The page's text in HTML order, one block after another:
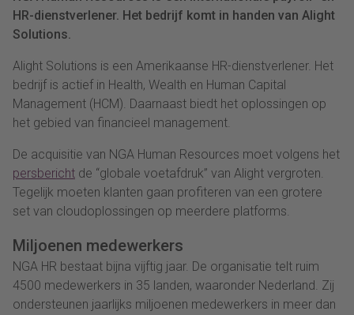
HR-dienstverlener. Het bedrijf komt in handen van Alight
Solutions.
Alight Solutions is een Amerikaanse HR-dienstverlener. Het
bedrijf is actief in Health, Wealth en Human Capital
Management (HCM). Daarnaast biedt het oplossingen op
het gebied van financieel management.
De acquisitie van NGA Human Resources moet volgens het
persbericht de “globale voetafdruk” van Alight vergroten.
Tegelijk moeten klanten gaan profiteren van een grotere
set van cloudoplossingen op meerdere platforms.
Miljoenen medewerkers
NGA HR bestaat bijna vijftig jaar. De organisatie telt ruim
4500 medewerkers in 35 landen, waaronder Nederland. Zij
ondersteunen jaarlijks miljoenen medewerkers in meer dan